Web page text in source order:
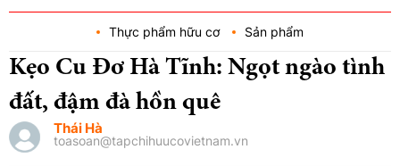
Thực phẩm hữu cơ Sản phẩm
Kẹo Cu Đơ Hà Tĩnh: Ngọt ngào tình
đất, đậm đà hồn quê
Thái Hà
toasoan@tapchihuucovietnam.vn